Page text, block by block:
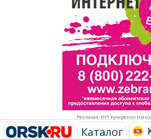
Реклама. ИП Кучеренко
Каталог
Рестораны, кафе, бары
Развлечения и отдых
Спорт Фитнес
Недвижимость
Красота Косметология